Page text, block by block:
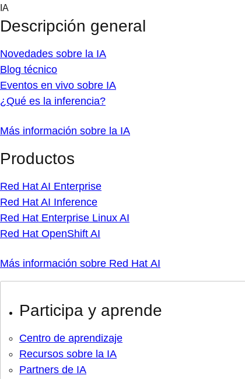
Skip
content
IA
Descripción general
Novedades sobre la IA
Blog técnico
Eventos en vivo sobre IA
¿Qué es la inferencia?
Más información sobre la IA
Productos
Red Hat AI Enterprise
Red Hat AI Inference
Red Hat Enterprise Linux AI
Red Hat OpenShift AI
Más información sobre Red Hat AI
Participa y aprende
Centro de aprendizaje
Recursos sobre la IA
Partners de IA